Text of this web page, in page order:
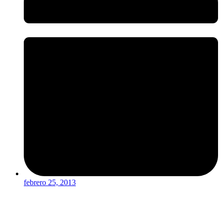
febrero 25, 2013